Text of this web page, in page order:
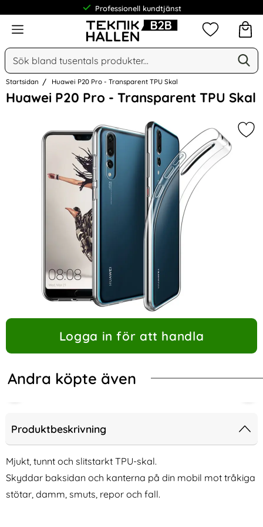
Professionell kundtjänst
Meny
Sök
Sök på Narse Group AB
Mina
Startsidan Huawei P20 Pro - Transparent TPU Skal
Huawei P20 Pro - Transparent TPU Skal
Hoppa
Logga in för att handla
Andra köpte även
Produktbeskrivning
Mjukt, tunnt och slitstarkt TPU-skal.
Skyddar baksidan och kanterna på din mobil mot tråkiga
stötar, damm, smuts, repor och fall.